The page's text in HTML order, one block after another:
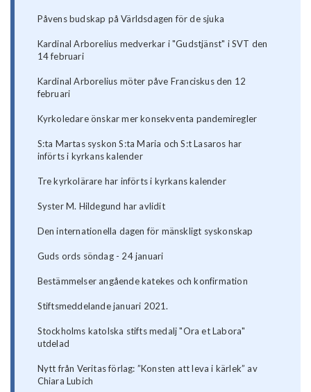
Påvens budskap på Världsdagen för de sjuka
Kardinal Arborelius medverkar i "Gudstjänst" i SVT den
14 februari
Kardinal Arborelius möter påve Franciskus den 12
februari
Kyrkoledare önskar mer konsekventa pandemiregler
S:ta Martas syskon S:ta Maria och S:t Lasaros har
införts i kyrkans kalender
Tre kyrkolärare har införts i kyrkans kalender
Syster M. Hildegund har avlidit
Den internationella dagen för mänskligt syskonskap
Guds ords söndag - 24 januari
Bestämmelser angående katekes och konfirmation
Stiftsmeddelande januari 2021.
Stockholms katolska stifts medalj "Ora et Labora"
utdelad
Nytt från Veritas förlag: ”Konsten att leva i kärlek” av
Chiara Lubich